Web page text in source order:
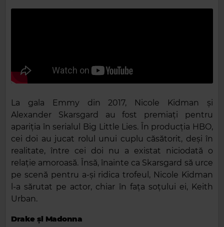
La gala Emmy din 2017, Nicole Kidman și
Alexander Skarsgard au fost premiați pentru
apariția în serialul Big Little Lies. În producția HBO,
cei doi au jucat rolul unui cuplu căsătorit, deși în
realitate, între cei doi nu a existat niciodată o
relație amoroasă. Însă, înainte ca Skarsgard să urce
pe scenă pentru a-și ridica trofeul, Nicole Kidman
l-a sărutat pe actor, chiar în fața soțului ei, Keith
Urban.
Drake și Madonna